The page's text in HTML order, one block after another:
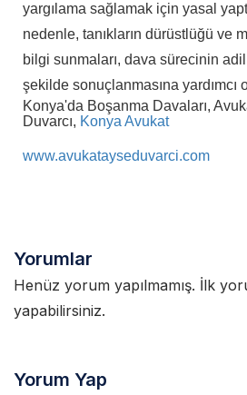
yargılama sağlamak için yasal
nedenle, tanıkların dürüstlüğü ve
bilgi sunmaları, dava sürecinin adil
şekilde sonuçlanmasına yardımcı
Konya'da Boşanma Davaları,
Duvarcı, Konya Avukat
www.avukatayseduvarci.com
Yorumlar
Henüz yorum yapılmamış. İlk
yapabilirsiniz.
Yorum Yap